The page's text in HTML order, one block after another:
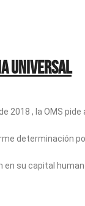
universal
2018 , la OMS
determinación
en su capital